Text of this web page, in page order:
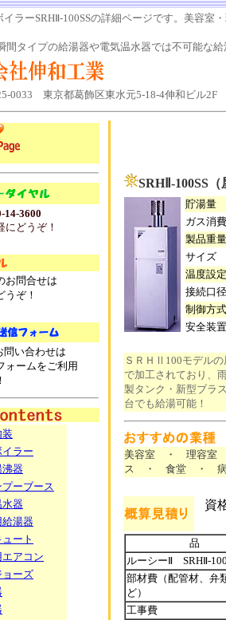
イラーSRHⅡ-100SSの詳細ページです。美容
間タイプの給湯器や電気温水器では不可能な
0033 東京都葛飾区東水元5-18-4伸和ビル
14-3600
にどうぞ！
お問合せは
うぞ！
問い合わせは
ォームをご利用
装
ラー
沸器
プーブース
水器
給湯器
ート
アコン
ョーズ
SRHⅡ-100SS
貯湯量
ガス消
製品重量
サイズ
温度設定
接続口径
制御方式
安全装置
ＳＲＨⅡ100モデル
で加工されており、
製タンク・新型ブラ
台でも給湯可能！
美容室 ・ 理容室
ス ・ 食堂 ・
資
品
ルーシーⅡ SRHⅡ-
部材費（配管材、弁
ど）
工事費